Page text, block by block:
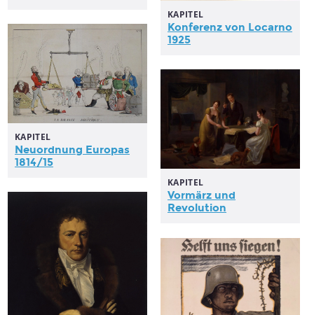
KAPITEL
Konferenz von Locarno
1925
KAPITEL
Neuordnung Europas
1814/15
KAPITEL
Vormärz und
Revolution